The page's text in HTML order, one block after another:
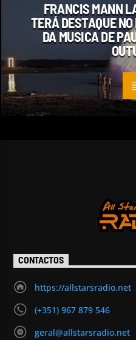
FRANCIS MANN
TERÁ DESTAQUE
DA MUSICA DE
CONTACTOS
https://allstarsradio.net
(+351) 967 879 546
geral@allstarsradio.net